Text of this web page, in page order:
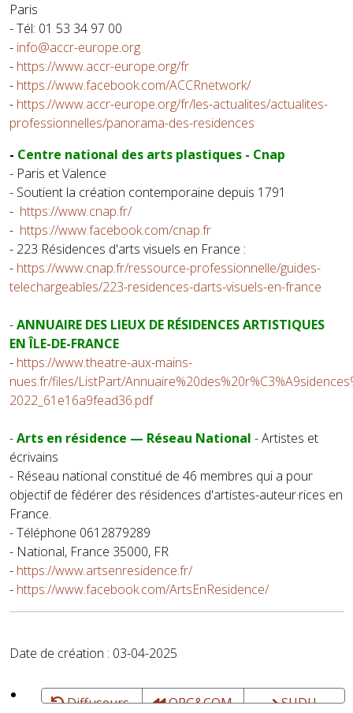
Paris
- Tél: 01 53 34 97 00
- info@accr-europe.org
- https://www.accr-europe.org/fr
- https://www.facebook.com/ACCRnetwork/
- https://www.accr-europe.org/fr/les-actualites/actualites-
professionnelles/panorama-des-residences
- Centre national des arts plastiques - Cnap
- Paris et Valence
- Soutient la création contemporaine depuis 1791
- https://www.cnap.fr/
- https://www.facebook.com/cnap.fr
- 223 Résidences d'arts visuels en France :
- https://www.cnap.fr/ressource-professionnelle/guides-
telechargeables/223-residences-darts-visuels-en-france
-ANNUAIRE DES LIEUX DE RÉSIDENCES ARTISTIQUES
EN ÎLE-DE-FRANCE
- https://www.theatre-aux-mains-
nues.fr/files/ListPart/
2022_61e16a9fead36.pdf
-Arts en résidence — Réseau National - Artistes et
écrivains
- Réseau national constitué de 46 membres qui a pour
objectif de fédérer des résidences d'artistes-auteur·rices en
France.
- Téléphone 0612879289
- National, France 35000, FR
- https://www.artsenresidence.fr/
- https://www.facebook.com/ArtsEnResidence/
Date de création : 03-04-2025
Diffuseurs,
ORG&COM
SUDU